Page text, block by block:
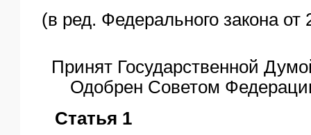
(в ред. Федерального закона от
Принят Государственной
Одобрен Советом
Статья 1